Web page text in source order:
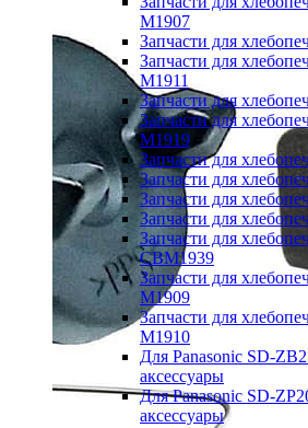
M1907
Запчасти для
Запчасти для
M1911
Запчасти для
Запчасти для
M1919
Запчасти для
Запчасти для
Запчасти для
Запчасти для
Запчасти для
CBM1939
Запчасти для
M1909
Запчасти для
M1910
Для Panasonic SD-
аксессуары
Для Panasonic SD-
аксессуары